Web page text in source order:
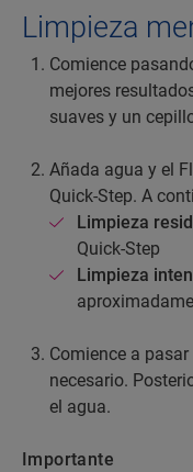
Limpieza
Comience
mejores
suaves y un
Añada agua y el
Quick-Step. A
Limpieza
Quick-Step
Limpieza
Comience a
necesario.
el agua.
Importante